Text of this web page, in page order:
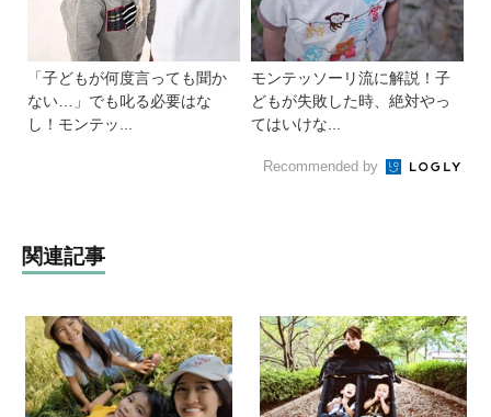
「子どもが何度言っても聞か
ない…」でも叱る必要はな
し！モンテッ...
モンテッソーリ流に解説！子
どもが失敗した時、絶対やっ
てはいけな...
Recommended by
関連記事